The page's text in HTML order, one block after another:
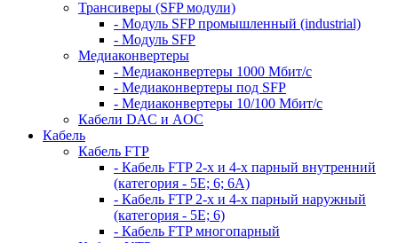
Трансиверы (SFP модули)
- Модуль SFP промышленный (industrial)
- Модуль SFP
Медиаконвертеры
- Медиаконвертеры 1000 Мбит/с
- Медиаконвертеры под SFP
- Медиаконвертеры 10/100 Мбит/с
Кабели DAC и AOC
Кабель
Кабель FTP
- Кабель FTP 2-х и 4-х парный внутренний
(категория - 5Е; 6; 6А)
- Кабель FTP 2-х и 4-х парный наружный
(категория - 5Е; 6)
- Кабель FTP многопарный